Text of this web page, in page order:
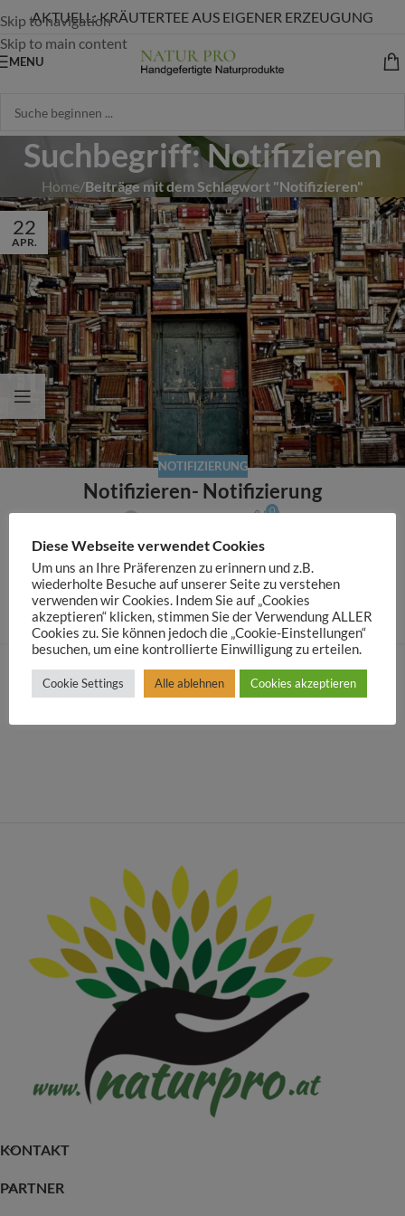
Skip to navigation
Skip to main content
AKTUELL: KRÄUTERTEE AUS EIGENER ERZEUGUNG
MENU
Suchbegriff: Notifizieren
Home/Beiträge mit dem Schlagwort "Notifizieren"
22
APR.
NOTIFIZIERUNG
Notifizieren- Notifizierung
Michelle Lederer 0
Notifizieren- Notifizierung Jedes kosmetische Produkt ist
vor dem Inverkehrbringen von der verantwortlichen
Perso...
WEITERLESEN
KONTAKT
PARTNER
Diese Webseite verwendet Cookies
Um uns an Ihre Präferenzen zu erinnern und z.B.
wiederholte Besuche auf unserer Seite zu verstehen
verwenden wir Cookies. Indem Sie auf „Cookies
akzeptieren“ klicken, stimmen Sie der Verwendung ALLER
Cookies zu. Sie können jedoch die „Cookie-Einstellungen“
besuchen, um eine kontrollierte Einwilligung zu erteilen.
Cookie Settings Alle ablehnen Cookies akzeptieren